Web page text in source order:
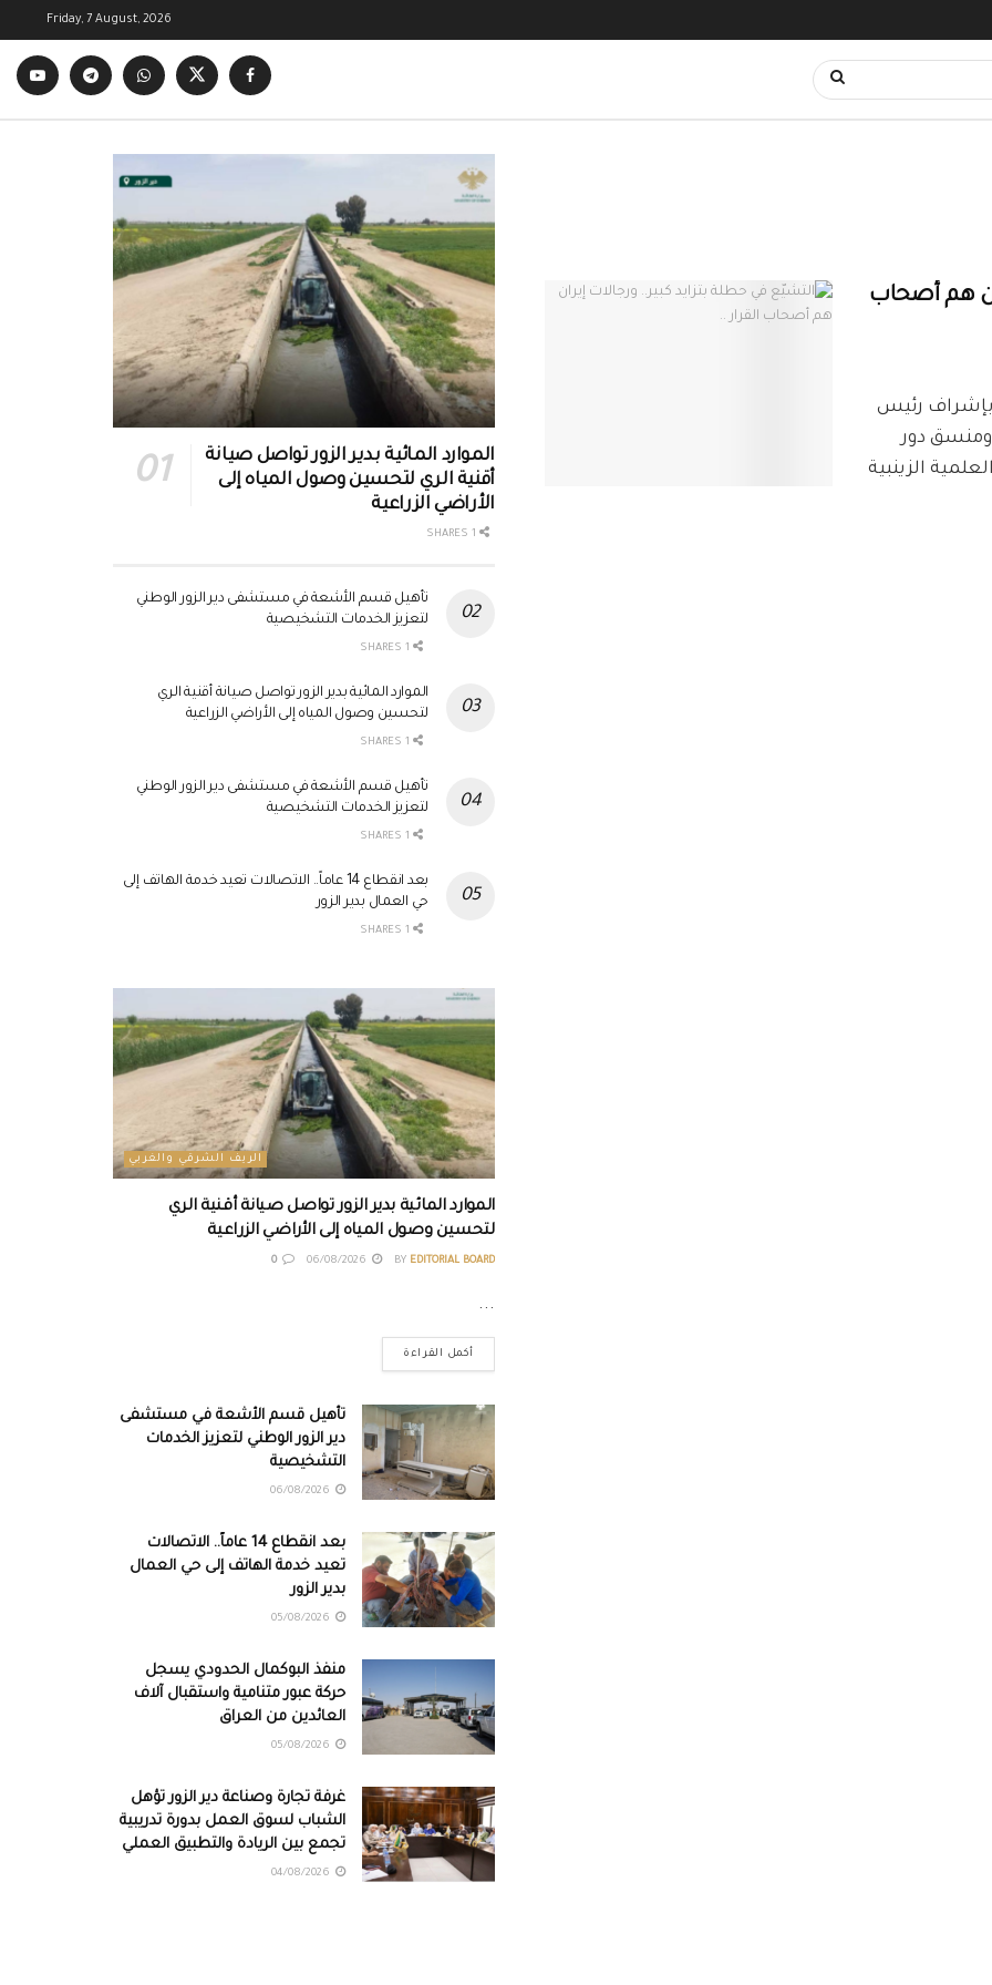
Friday, 7 August, 2026
هم أصحاب
بإشراف رئيس
ومنسق دور
الزينبية
الموارد المائية بدير الزور تواصل صيانة
أقنية الري لتحسين وصول المياه إلى
الأراضي الزراعية
تأهيل قسم الأشعة في مستشفى دير الزور الوطني
لتعزيز الخدمات التشخيصية
الموارد المائية بدير الزور تواصل صيانة أقنية الري
لتحسين وصول المياه إلى الأراضي الزراعية
تأهيل قسم الأشعة في مستشفى دير الزور الوطني
لتعزيز الخدمات التشخيصية
بعد انقطاع 14 عاماً.. الاتصالات تعيد خدمة الهاتف إلى
حي العمال بدير الزور
الريف الشرقي والغربي
الموارد المائية بدير الزور تواصل صيانة أقنية الري
لتحسين وصول المياه إلى الأراضي الزراعية
BY EDITORIAL BOARD
0
...
أكمل القراءة
تأهيل قسم الأشعة في مستشفى
دير الزور الوطني لتعزيز الخدمات
التشخيصية
بعد انقطاع 14 عاماً.. الاتصالات
تعيد خدمة الهاتف إلى حي العمال
بدير الزور
منفذ البوكمال الحدودي يسجل
حركة عبور متنامية واستقبال آلاف
العائدين من العراق
غرفة تجارة وصناعة دير الزور تؤهل
الشباب لسوق العمل بدورة تدريبية
تجمع بين الريادة والتطبيق العملي